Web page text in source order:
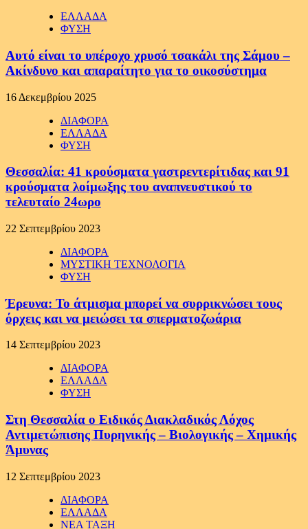
ΕΛΛΑΔΑ
ΦΥΣΗ
Αυτό είναι το υπέροχο χρυσό τσακάλι της Σάμου –
Ακίνδυνο και απαραίτητο για το οικοσύστημα
16 Δεκεμβρίου 2025
ΔΙΑΦΟΡΑ
ΕΛΛΑΔΑ
ΦΥΣΗ
Θεσσαλία: 41 κρούσματα γαστρεντερίτιδας και 91
κρούσματα λοίμωξης του αναπνευστικού το
τελευταίο 24ωρο
22 Σεπτεμβρίου 2023
ΔΙΑΦΟΡΑ
ΜΥΣΤΙΚΗ ΤΕΧΝΟΛΟΓΙΑ
ΦΥΣΗ
Έρευνα: Το άτμισμα μπορεί να συρρικνώσει τους
όρχεις και να μειώσει τα σπερματοζωάρια
14 Σεπτεμβρίου 2023
ΔΙΑΦΟΡΑ
ΕΛΛΑΔΑ
ΦΥΣΗ
Στη Θεσσαλία ο Ειδικός Διακλαδικός Λόχος
Αντιμετώπισης Πυρηνικής – Βιολογικής – Χημικής
Άμυνας
12 Σεπτεμβρίου 2023
ΔΙΑΦΟΡΑ
ΕΛΛΑΔΑ
ΝΕΑ ΤΑΞΗ